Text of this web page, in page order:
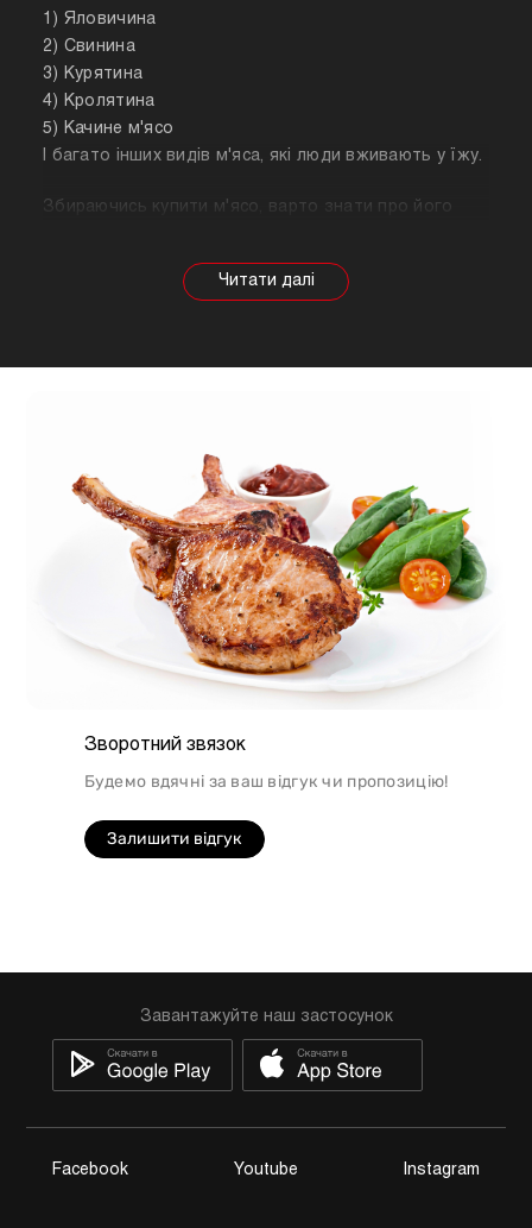
1) Яловичина
2) Свинина
3) Курятина
4) Кролятина
5) Качине м'ясо
І багато інших видів м'яса, які люди вживають у їжу.
Збираючись купити м'ясо, варто знати про його
залежності від тварини властивості продукту
будуть змінюватися, так само як рекомендації
підійде для людей, які сидять на дієті.
Зворотний звязок
Будемо вдячні за ваш відгук чи пропозицію!
Залишити відгук
Завантажуйте наш застосунок
Facebook Youtube Instagram